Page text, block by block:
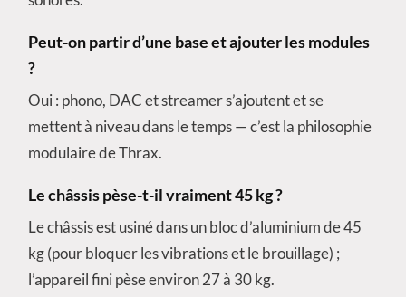
Peut-on partir d’une base et ajouter les modules
?
Oui : phono, DAC et streamer s’ajoutent et se
mettent à niveau dans le temps — c’est la philosophie
modulaire de Thrax.
Le châssis pèse-t-il vraiment 45 kg ?
Le châssis est usiné dans un bloc d’aluminium de 45
kg (pour bloquer les vibrations et le brouillage) ;
l’appareil fini pèse environ 27 à 30 kg.